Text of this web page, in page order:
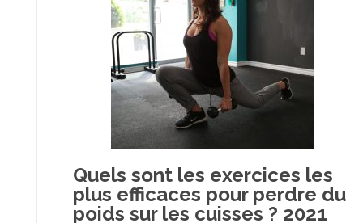
Quels sont les exercices les
plus efficaces pour perdre du
poids sur les cuisses ? 2021